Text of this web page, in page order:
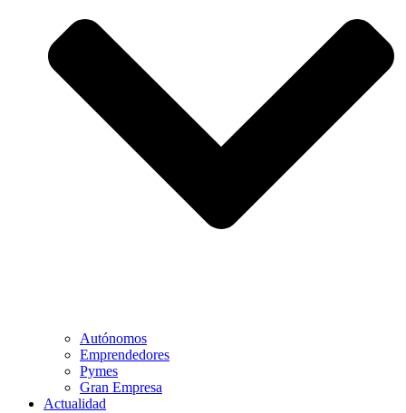
Autónomos
Emprendedores
Pymes
Gran Empresa
Actualidad